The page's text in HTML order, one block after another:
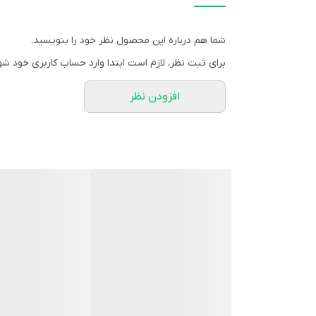
شما هم درباره این محصول نظر خود را بنویسید.
برای ثبت نظر، لازم است ابتدا وارد حساب کاربری خود
افزودن نظر